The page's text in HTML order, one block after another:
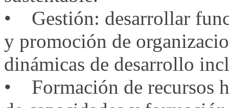
• Gestión: desarrollar
y promoción de
dinámicas de desarrollo
• Formación de recursos